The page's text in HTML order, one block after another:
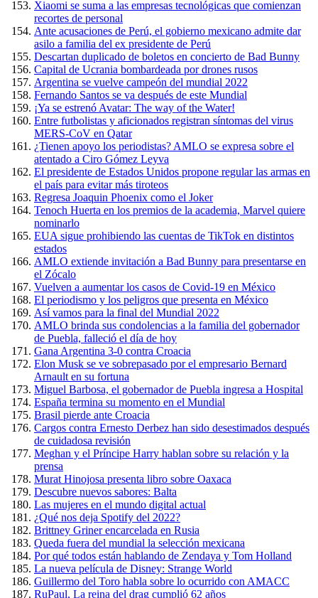
Xiaomi se suma a las empresas tecnológicas que comienzan
recortes de personal
Ante acusaciones de Perú, el gobierno mexicano admite dar
asilo a familia del ex presidente de Perú
Descartan duplicado de boletos en concierto de Bad Bunny
Capital de Ucrania bombardeada por drones rusos
Argentina se vuelve campeón del mundial 2022
Fernando Santos se va después de este Mundial
¡Ya se estrenó Avatar: The way of the Water!
Entre futbolistas y aficionados registran síntomas del virus
MERS-CoV en Qatar
¿Tienen apoyo los periodistas? AMLO se expresa sobre el
atentado a Ciro Gómez Leyva
El presidente de Estados Unidos propone regular las armas en
el país para evitar más tiroteos
Regresa Joaquin Phoenix como el Joker
Tenoch Huerta en los premios de la academia, Marvel quiere
nominarlo
EUA sigue prohibiendo las cuentas de TikTok en distintos
estados
AMLO extiende invitación a Bad Bunny para presentarse en
el Zócalo
Vuelven a aumentar los casos de Covid-19 en México
El periodismo y los peligros que presenta en México
Así vamos para la final del Mundial 2022
AMLO brinda sus condolencias a la familia del gobernador
de Puebla, falleció el día de hoy
Gana Argentina 3-0 contra Croacia
Elon Musk se ve sobrepasado por el empresario Bernard
Arnault en su fortuna
Miguel Barbosa, el gobernador de Puebla ingresa a Hospital
España termina su momento en el Mundial
Brasil pierde ante Croacia
Cargos contra Ernesto Derbez han sido desestimados después
de cuidadosa revisión
Meghan y el Príncipe Harry hablan sobre su relación y la
prensa
Murat Hinojosa presenta libro sobre Oaxaca
Descubre nuevos sabores: Balta
Las mujeres en el mundo digital actual
¿Qué nos deja Spotify del 2022?
Brittney Griner encarcelada en Rusia
Queda fuera del mundial la selección mexicana
Por qué todos están hablando de Zendaya y Tom Holland
La nueva película de Disney: Strange World
Guillermo del Toro habla sobre lo ocurrido con AMACC
RuPaul, La reina del drag cumplió 62 años